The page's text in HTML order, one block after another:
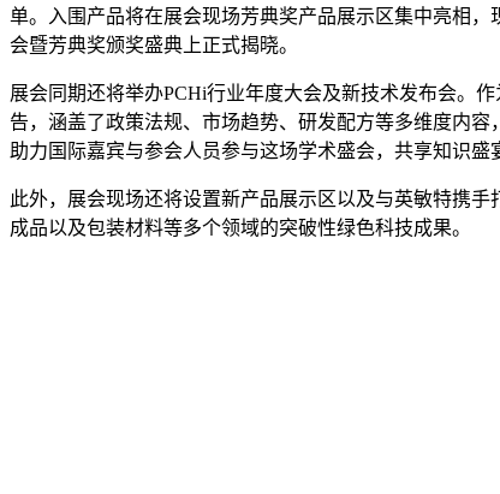
单。入围产品将在展会现场芳典奖产品展示区集中亮相
会暨芳典奖颁奖盛典上正式揭晓。
展会同期还将举办PCHi行业年度大会及新技术发布会。
告，涵盖了政策法规、市场趋势、研发配方等多维度内
助力国际嘉宾与参会人员参与这场学术盛会，共享知识盛
此外，展会现场还将设置新产品展示区以及与英敏特携
成品以及包装材料等多个领域的突破性绿色科技成果。